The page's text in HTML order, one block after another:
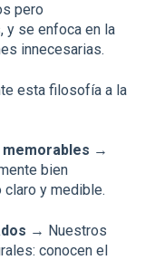
pero
y se enfoca en la
innecesarias.
esta filosofía a la
→
bien
claro y medible.
→ Nuestros
conocen el